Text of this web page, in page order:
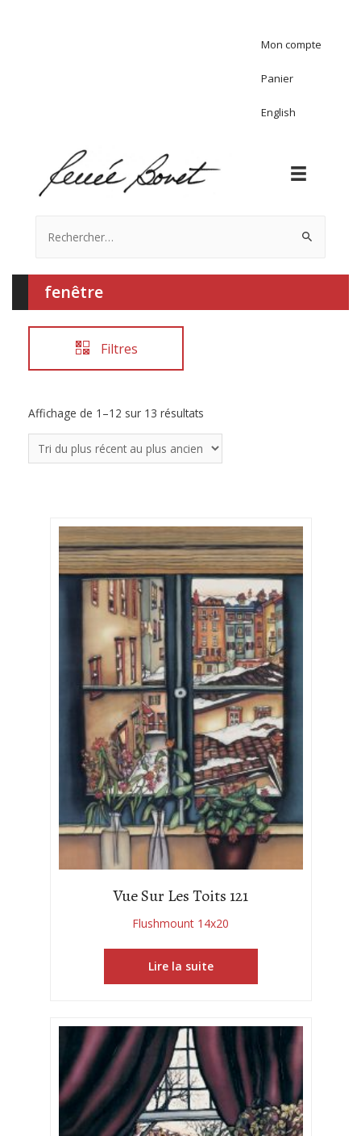
Mon compte
Panier
English
fenêtre
Filtres
Affichage de 1–12 sur 13 résultats
Vue Sur Les Toits 121
Flushmount 14x20
Lire la suite